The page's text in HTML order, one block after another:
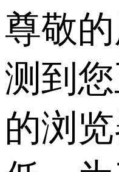
尊敬
测到
的浏